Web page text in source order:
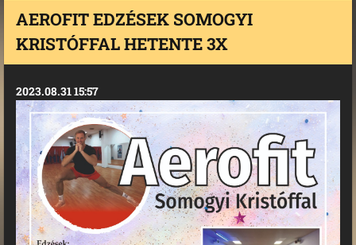
AEROFIT EDZÉSEK SOMOGYI
KRISTÓFFAL HETENTE 3X
2023.08.31 15:57